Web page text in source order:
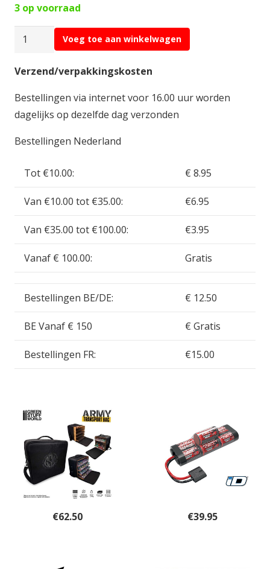
3 op voorraad
Traxxas
4x10mm
Head
Machine
(
aantal
Voeg toe aan winkelwagen
Verzend/verpakkingskosten
Bestellingen via internet voor 16.00 uur worden
dagelijks op dezelfde dag verzonden
Bestellingen Nederland
Tot €10.00: € 8.95
Van €10.00 tot €35.00: €6.95
Van €35.00 tot €100.00: €3.95
Vanaf € 100.00: Gratis
Bestellingen BE/DE: € 12.50
BE Vanaf € 150 € Gratis
Bestellingen FR: €15.00
€62.50 €39.95